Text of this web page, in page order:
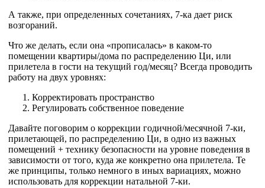
А также, при определенных сочетаниях, 7-ка дает риск
возгораний.
Что же делать, если она «прописалась» в каком-то
помещении квартиры/дома по распределению Ци, или
прилетела в гости на текущий год/месяц? Всегда проводить
работу на двух уровнях:
Корректировать пространство
Регулировать собственное поведение
Давайте поговорим о коррекции годичной/месячной 7-ки,
прилетающей, по распределению Ци, в одно из важных
помещений + технику безопасности на уровне поведения в
зависимости от того, куда же конкретно она прилетела. Те
же принципы, только немного в иных вариациях, можно
использовать для коррекции натальной 7-ки.